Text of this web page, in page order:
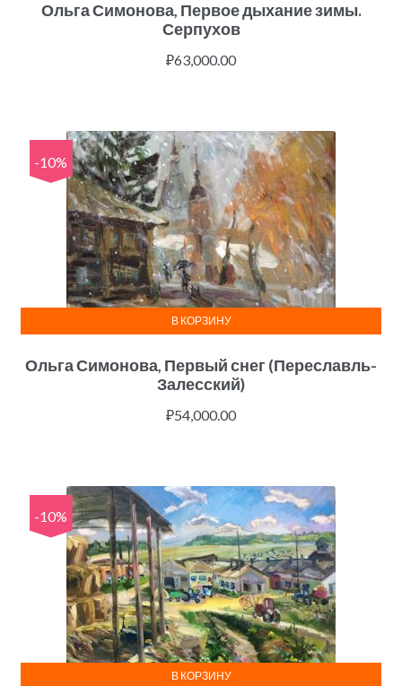
Ольга Симонова, Первое дыхание зимы.
Серпухов
₽63,000.00
-10%
Ольга Симонова, Первый снег (Переславль-
Залесский)
₽54,000.00
В КОРЗИНУ
-10%
В КОРЗИНУ